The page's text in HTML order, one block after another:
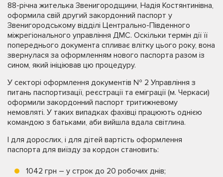
88-річна жителька Звенигородщини, Надія Костянтинівна,
оформила свій другий закордонний паспорт у
Звенигородському відділі Центрально-Південного
міжрегіонального управління ДМС. Оскільки термін дії її
попереднього документа спливає влітку цього року, вона
звернулася за оформленням нового паспорта разом із
сином, який ініціював цю процедуру.
У секторі оформлення документів № 2 Управління з
питань паспортизації, реєстрації та еміграції (м. Черкаси)
оформили закордонний паспорт тритижневому
немовляті. У таких випадках фахівці працюють однією
командою з батьками, аби вийшла вдала світлина.
І для дорослих, і для дітей вартість оформлення
паспорта для виїзду за кордон становить:
1042 грн – у строк до 20 робочих днів;